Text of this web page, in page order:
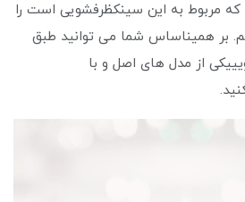
مربوط به این سینکظرفشویی است را
بر همیناساس شما می توانید طبق
از مدل ‌های اصل و با